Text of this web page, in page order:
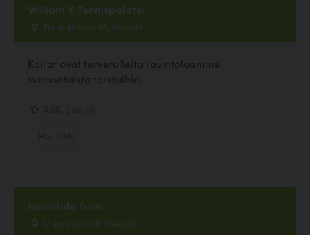
William K Tennispalatsi
Fredrikinkatu 65, Helsinki
Koirat ovat tervetulleita ravintolaamme
sunnuntaista torstaihin.
Ravintola Toca
Unioninkatu 18, Helsinki